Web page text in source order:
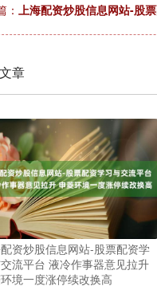
： 上海配资炒股信息网站-股
章
资炒股信息网站-股票配资学
流平台 液冷作事器意见拉升
境一度涨停续改换高